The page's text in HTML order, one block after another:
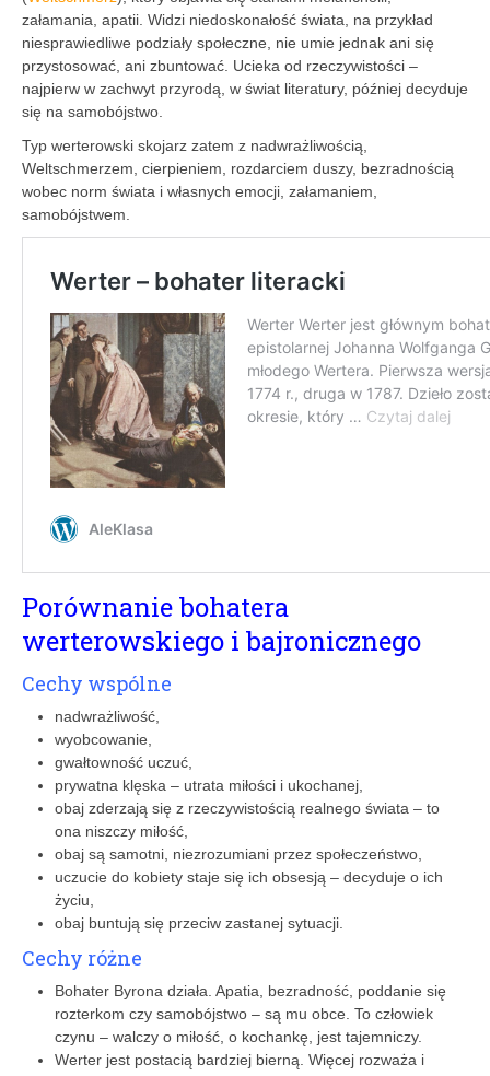
załamania, apatii. Widzi niedoskonałość świata, na przykład
niesprawiedliwe podziały społeczne, nie umie jednak ani się
przystosować, ani zbuntować. Ucieka od rzeczywistości –
najpierw w zachwyt przyrodą, w świat literatury, później decyduje
się na samobójstwo.
Typ werterowski skojarz zatem z nadwrażliwością,
Weltschmerzem, cierpieniem, rozdarciem duszy, bezradnością
wobec norm świata i własnych emocji, załamaniem,
samobójstwem.
Porównanie bohatera
werterowskiego i bajronicznego
Cechy wspólne
nadwrażliwość,
wyobcowanie,
gwałtowność uczuć,
prywatna klęska – utrata miłości i ukochanej,
obaj zderzają się z rzeczywistością realnego świata – to
ona niszczy miłość,
obaj są samotni, niezrozumiani przez społeczeństwo,
uczucie do kobiety staje się ich obsesją – decyduje o ich
życiu,
obaj buntują się przeciw zastanej sytuacji.
Cechy różne
Bohater Byrona działa. Apatia, bezradność, poddanie się
rozterkom czy samobójstwo – są mu obce. To człowiek
czynu – walczy o miłość, o kochankę, jest tajemniczy.
Werter jest postacią bardziej bierną. Więcej rozważa i